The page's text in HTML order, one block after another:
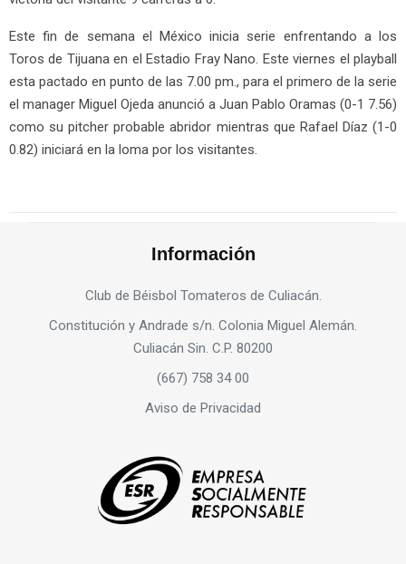
Este fin de semana el México inicia serie enfrentando a los
Toros de Tijuana en el Estadio Fray Nano. Este viernes el playball
esta pactado en punto de las 7.00 pm., para el primero de la serie
el manager Miguel Ojeda anunció a Juan Pablo Oramas (0-1 7.56)
como su pitcher probable abridor mientras que Rafael Díaz (1-0
0.82) iniciará en la loma por los visitantes.
Información
Club de Béisbol Tomateros de Culiacán.
Constitución y Andrade s/n. Colonia Miguel Alemán.
Culiacán Sin. C.P. 80200
(667) 758 34 00
Aviso de Privacidad